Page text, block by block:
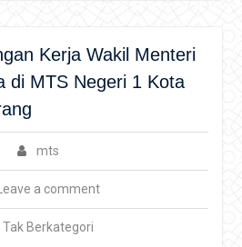
Kerja Wakil Menteri
di MTS Negeri 1 Kota
mts
a comment
Tak Berkategori